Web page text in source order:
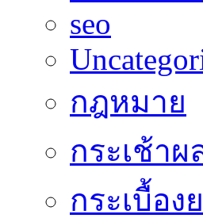
seo
กฎหมาย
กระเช้าผ
กระเบื้อง